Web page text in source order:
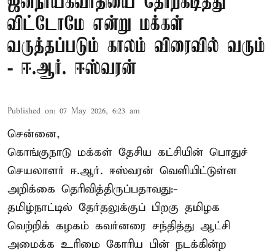
விட்டோமே என்று மக்கள்
வருத்தப்படும் காலம் விரைவில் வரும்
- ஈ.ஆர். ஈஸ்வரன்
Published on: 07 May 2026, 6:23 am
சென்னை,
கொங்குநாடு மக்கள் தேசிய கட்சியின் பொதுச்
செயலாளர் ஈ.ஆர். ஈஸ்வரன் வெளியிட்டுள்ள
அறிக்கை தெரிவித்திருப்பதாவது:-
தமிழ்நாட்டில் தேர்தலுக்குப் பிறகு தமிழக
வெற்றிக் கழகம் கவர்னரை சந்தித்து ஆட்சி
அமைக்க உரிமை கோரிய பின் நடக்கின்ற